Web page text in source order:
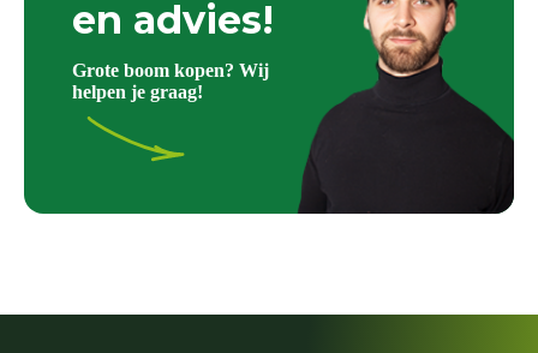
en advies!
Grote boom kopen? Wij
helpen je graag!